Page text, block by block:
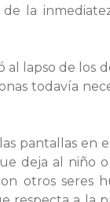
la
al lapso de los
todavía
pantallas en
deja al niño
otros seres